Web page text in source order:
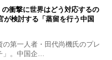
衝撃に世界はどう対応するの
検討する「蒸留を行う中国
第一人者・田代尚機氏のプレ
」。中国企…